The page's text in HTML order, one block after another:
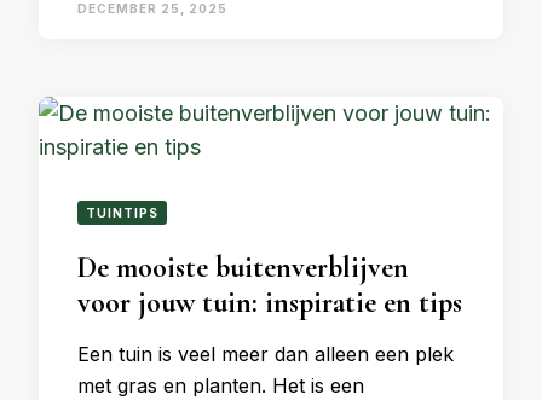
DECEMBER 25, 2025
TUINTIPS
De mooiste buitenverblijven
voor jouw tuin: inspiratie en tips
Een tuin is veel meer dan alleen een plek
met gras en planten. Het is een